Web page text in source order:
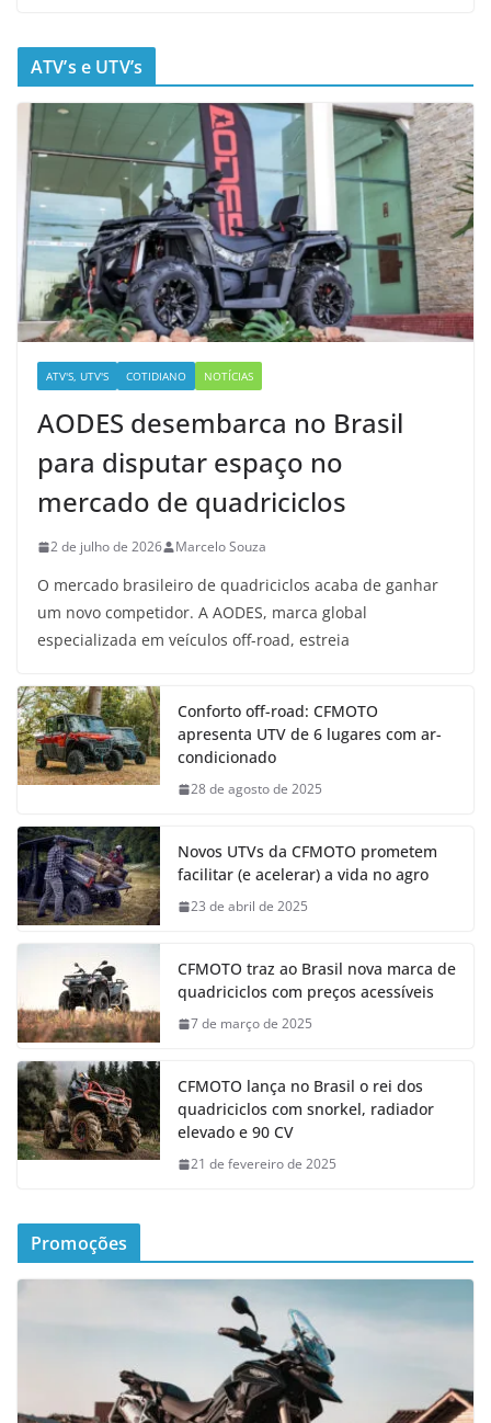
ATV’s e UTV’s
ATV'S, UTV'S COTIDIANO NOTÍCIAS
AODES desembarca no Brasil
para disputar espaço no
mercado de quadriciclos
2 de julho de 2026 Marcelo Souza
O mercado brasileiro de quadriciclos acaba de ganhar
um novo competidor. A AODES, marca global
especializada em veículos off-road, estreia
Conforto off-road: CFMOTO
apresenta UTV de 6 lugares com ar-
condicionado
28 de agosto de 2025
Novos UTVs da CFMOTO prometem
facilitar (e acelerar) a vida no agro
23 de abril de 2025
CFMOTO traz ao Brasil nova marca de
quadriciclos com preços acessíveis
7 de março de 2025
CFMOTO lança no Brasil o rei dos
quadriciclos com snorkel, radiador
elevado e 90 CV
21 de fevereiro de 2025
Promoções